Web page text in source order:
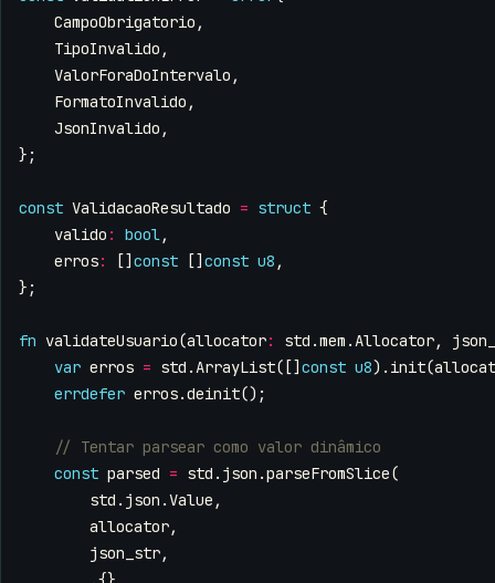
CampoObrigatorio ,
TipoInvalido ,
ValorForaDoIntervalo ,
FormatoInvalido ,
JsonInvalido ,
};
const ValidacaoResultado = struct {
valido : bool ,
erros: [] const [] const u8 ,
};
fn validateUsuario(allocator: std .mem . Allocator,
var erros = std . ArrayList([] const u8). init(
errdefer erros.deinit();
const parsed = std . json .parseFromSlice(
std . json .Value ,
allocator,
json_str,